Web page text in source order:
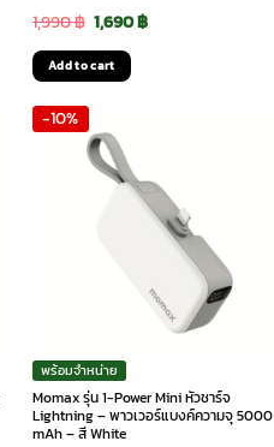
1,990฿ Original
price
was:
1,690฿Current
Add to cart
-10%
พร้อมจำหน่าย
Momax รุ่น 1-Power Mini หัวชาร์จ
Lightning – พาวเวอร์แบงค์ความจุ 5000
mAh – สี White